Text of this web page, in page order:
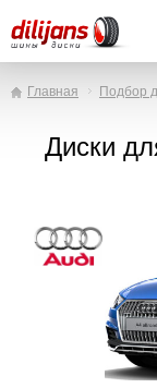
Главная Подбор
Диски